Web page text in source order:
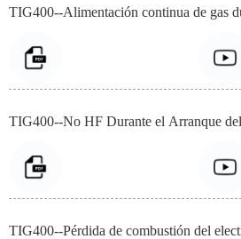
TIG400--Alimentación continua de gas
TIG400--No HF Durante el Arranque
TIG400--Pérdida de combustión del